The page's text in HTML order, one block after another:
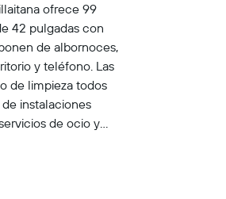
ofrece 99
42 pulgadas con
de albornoces,
y teléfono. Las
de limpieza todos
instalaciones
de ocio y